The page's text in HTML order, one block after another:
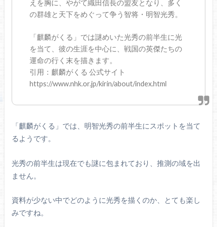
えを胸に、やがて織田信長の盟友となり、多く
の群雄と天下をめぐって争う智将・明智光秀。
「麒麟がくる」では謎めいた光秀の前半生に光
を当て、彼の生涯を中心に、戦国の英傑たちの
運命の行く末を描きます。
引用：麒麟がくる 公式サイト
https://www.nhk.or.jp/kirin/about/index.html
「麒麟がくる」では、明智光秀の前半生にスポットを当て
るようです。
光秀の前半生は現在でも謎に包まれており、推測の域を出
ません。
資料が少ない中でどのように光秀を描くのか、とても楽し
みですね。